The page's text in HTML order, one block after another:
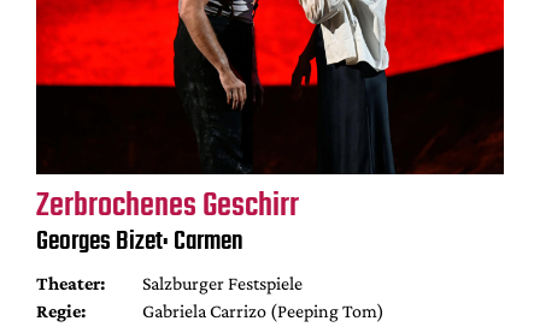
Zerbrochenes Geschirr
Georges Bizet: Carmen
Theater:
Salzburger Festspiele
Regie:
Gabriela Carrizo (Peeping Tom)